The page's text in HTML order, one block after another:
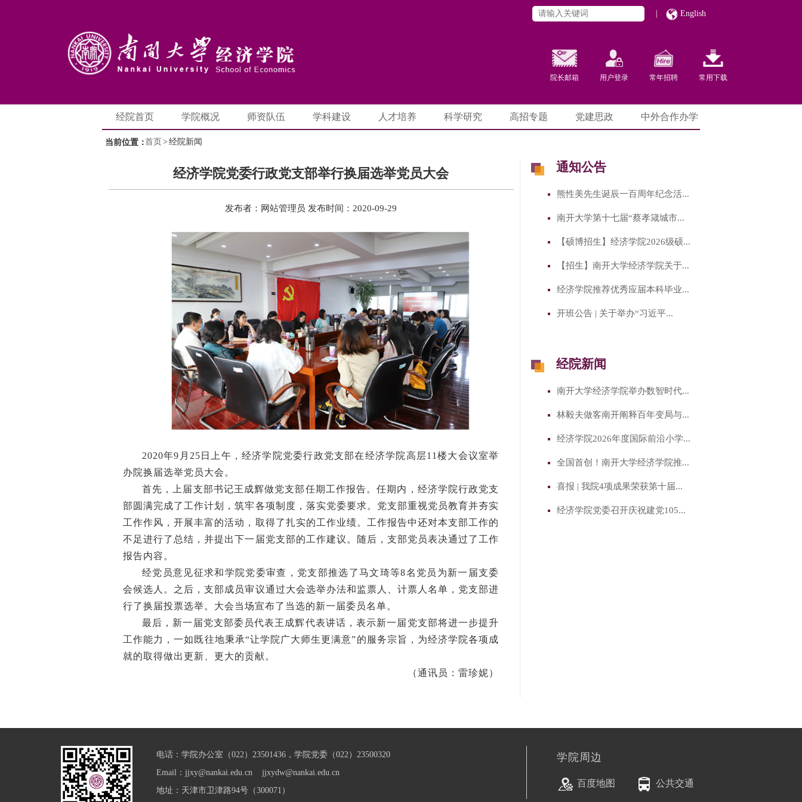
English
院长邮箱 用户登录 常年招聘 常用下载
经院首页 学院概况 师资队伍 学科建设 人才培养 科学研究 高招专题 党建思政 中外合作办学
当前位置：首页 > 经院新闻
经济学院党委行政党支部举行换届选举党员大会
发布者：网站管理员 发布时间：2020-09-29
2020年9月25日上午，经济学院党委行政党支部在经济学院高层11楼大会议室举
办院换届选举党员大会。
首先，上届支部书记王成辉做党支部任期工作报告。任期内，经济学院行政党支
部圆满完成了工作计划，筑牢各项制度，落实党委要求。党支部重视党员教育并夯实
工作作风，开展丰富的活动，取得了扎实的工作业绩。工作报告中还对本支部工作的
不足进行了总结，并提出下一届党支部的工作建议。随后，支部党员表决通过了工作
报告内容。
经党员意见征求和学院党委审查，党支部推选了马文琦等8名党员为新一届支委
会候选人。之后，支部成员审议通过大会选举办法和监票人、计票人名单，党支部进
行了换届投票选举。大会当场宣布了当选的新一届委员名单。
最后，新一届党支部委员代表王成辉代表讲话，表示新一届党支部将进一步提升
工作能力，一如既往地秉承“让学院广大师生更满意”的服务宗旨，为经济学院各项成
就的取得做出更新、更大的贡献。
（通讯员：雷珍妮）
通知公告
熊性美先生诞辰一百周年纪念活...
南开大学第十七届“蔡孝箴城市...
【硕博招生】经济学院2026级硕...
【招生】南开大学经济学院关于...
经济学院推荐优秀应届本科毕业...
开班公告 | 关于举办“习近平...
经院新闻
南开大学经济学院举办数智时代...
林毅夫做客南开阐释百年变局与...
经济学院2026年度国际前沿小学...
全国首创！南开大学经济学院推...
喜报 | 我院4项成果荣获第十届...
经济学院党委召开庆祝建党105...
电话：学院办公室（022）23501436，学院党委（022）23500320
Email：jjxy@nankai.edu.cn jjxydw@nankai.edu.cn
地址：天津市卫津路94号（300071）
学院周边
百度地图 公共交通